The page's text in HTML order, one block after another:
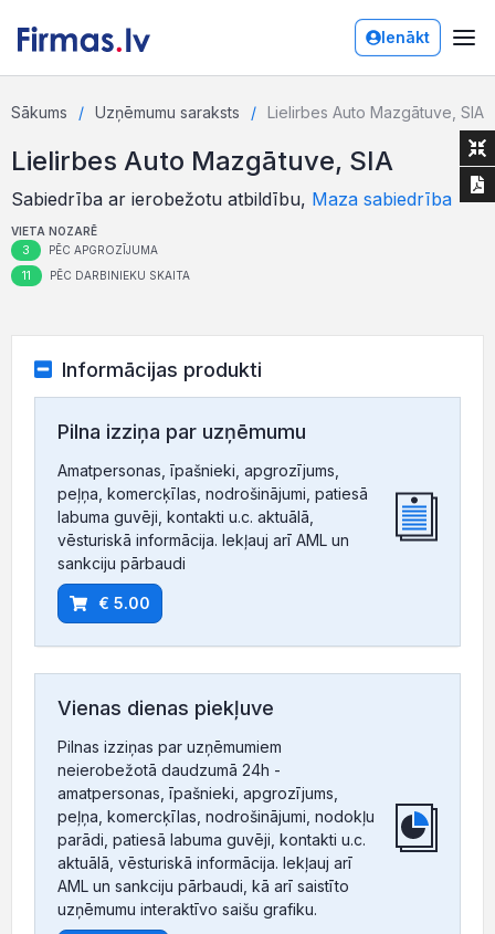
Ienākt
Sākums Uzņēmumu saraksts Lielirbes Auto Mazgātuve, SIA
Lielirbes Auto Mazgātuve, SIA
Sabiedrība ar ierobežotu atbildību, Maza sabiedrība
VIETA NOZARĒ
3 PĒC APGROZĪJUMA
11 PĒC DARBINIEKU SKAITA
Informācijas produkti
Pilna izziņa par uzņēmumu
Amatpersonas, īpašnieki, apgrozījums,
peļņa, komercķīlas, nodrošinājumi, patiesā
labuma guvēji, kontakti u.c. aktuālā,
vēsturiskā informācija. Iekļauj arī AML un
sankciju pārbaudi
€ 5.00
Vienas dienas piekļuve
Pilnas izziņas par uzņēmumiem
neierobežotā daudzumā 24h -
amatpersonas, īpašnieki, apgrozījums,
peļņa, komercķīlas, nodrošinājumi, nodokļu
parādi, patiesā labuma guvēji, kontakti u.c.
aktuālā, vēsturiskā informācija. Iekļauj arī
AML un sankciju pārbaudi, kā arī saistīto
uzņēmumu interaktīvo saišu grafiku.